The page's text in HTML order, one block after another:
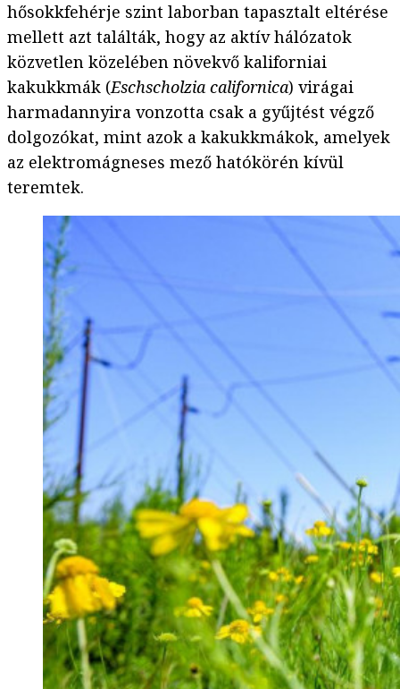
hősokkfehérje szint laborban tapasztalt eltérése
mellett azt találták, hogy az aktív hálózatok
közvetlen közelében növekvő kaliforniai
kakukkmák (Eschscholzia californica) virágai
harmadannyira vonzotta csak a gyűjtést végző
dolgozókat, mint azok a kakukkmákok, amelyek
az elektromágneses mező hatókörén kívül
teremtek.